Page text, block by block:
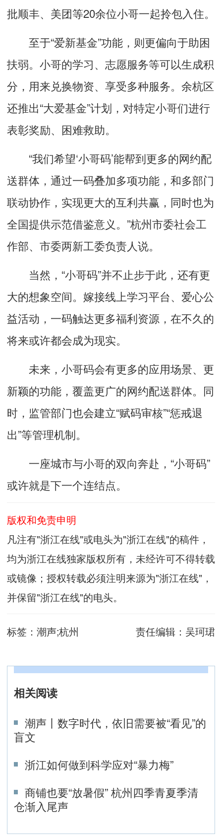
批顺丰、美团等20余位小哥一起拎包入住。
至于“爱新基金”功能，则更偏向于助困
扶弱。小哥的学习、志愿服务等可以生成积
分，用来兑换物资、享受多种服务。余杭区
还推出“大爱基金”计划，对特定小哥们进行
表彰奖励、困难救助。
“我们希望‘小哥码’能帮到更多的网约配
送群体，通过一码叠加多项功能，和多部门
联动协作，实现更大的互利共赢，同时也为
全国提供示范借鉴意义。”杭州市委社会工
作部、市委两新工委负责人说。
当然，“小哥码”并不止步于此，还有更
大的想象空间。嫁接线上学习平台、爱心公
益活动，一码触达更多福利资源，在不久的
将来或许都会成为现实。
未来，小哥码会有更多的应用场景、更
新颖的功能，覆盖更广的网约配送群体。同
时，监管部门也会建立“赋码审核”“惩戒退
出”等管理机制。
一座城市与小哥的双向奔赴，“小哥码”
或许就是下一个连结点。
版权和免责申明
凡注有"浙江在线"或电头为"浙江在线"的稿件，
均为浙江在线独家版权所有，未经许可不得转载
或镜像；授权转载必须注明来源为"浙江在线"，
并保留"浙江在线"的电头。
标签： 潮声;杭州 责任编辑： 吴珂珺
相关阅读
潮声丨数字时代，依旧需要被“看见”的
盲文
浙江如何做到科学应对“暴力梅”
商铺也要“放暑假” 杭州四季青夏季清
仓渐入尾声